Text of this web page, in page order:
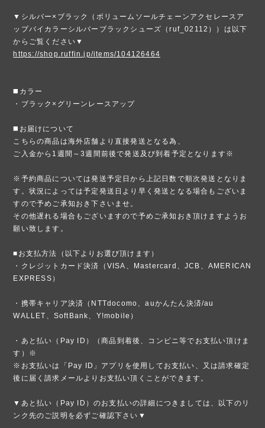
▼シルバー×ブラック（ボリュームソールチェーンアクセレースア
ップバイカラーシルバーブラックシューズ（ruf_02112））は以下
からご覧ください▼
https://shop.ruffin.jp/items/104126464
◼️カラー
・ブラック×グリーンレースアップ
◼️お届けについて
こちらの商品は海外店舗より直接発送となる為、
ご入金から1週間～3週間前後で発送及び到着予定となります※
※予約商品については発送予定日から上記日数で順次発送となりま
す。状況によっては予定発送日より早く発送となる場合もございま
すので予めご承知おき下さいませ。
その他遅れる場合もございますので予めご承知おき頂けますようお
願い致します。
■お支払方法（以下よりお選び頂けます）
・クレジットカード決済（VISA、Mastercard、JCB、AMERICAN
EXPRESS）
・携帯キャリア決済（NTTdocomo、auかんたん決済/au
WALLET、SoftBank、Y!mobile）
・あと払い（Pay ID）（商品到着後、コンビニ等でお支払い頂けま
す）※
※お支払いは「Pay ID」アプリを使用してお支払い、又は請求確定
後に届く請求メールよりお支払い頂くことができます。
▼あと払い（Pay ID）のお支払いの詳細につきましては、以下のリ
ンク先のご説明を必ずご確認下さい▼